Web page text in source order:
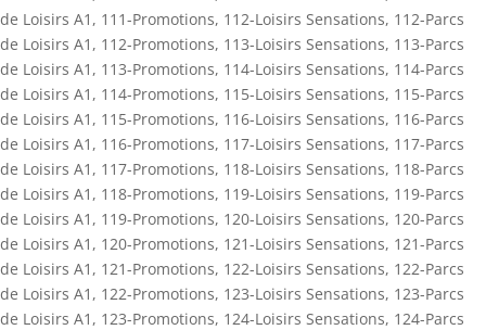
de Loisirs A1 , 111-Promotions, 112-Loisirs Sensations, 112-Parcs
de Loisirs A1 , 112-Promotions, 113-Loisirs Sensations, 113-Parcs
de Loisirs A1 , 113-Promotions, 114-Loisirs Sensations, 114-Parcs
de Loisirs A1 , 114-Promotions, 115-Loisirs Sensations, 115-Parcs
de Loisirs A1 , 115-Promotions, 116-Loisirs Sensations, 116-Parcs
de Loisirs A1 , 116-Promotions, 117-Loisirs Sensations, 117-Parcs
de Loisirs A1 , 117-Promotions, 118-Loisirs Sensations, 118-Parcs
de Loisirs A1 , 118-Promotions, 119-Loisirs Sensations, 119-Parcs
de Loisirs A1 , 119-Promotions, 120-Loisirs Sensations, 120-Parcs
de Loisirs A1 , 120-Promotions, 121-Loisirs Sensations, 121-Parcs
de Loisirs A1 , 121-Promotions, 122-Loisirs Sensations, 122-Parcs
de Loisirs A1 , 122-Promotions, 123-Loisirs Sensations, 123-Parcs
de Loisirs A1 , 123-Promotions, 124-Loisirs Sensations, 124-Parcs